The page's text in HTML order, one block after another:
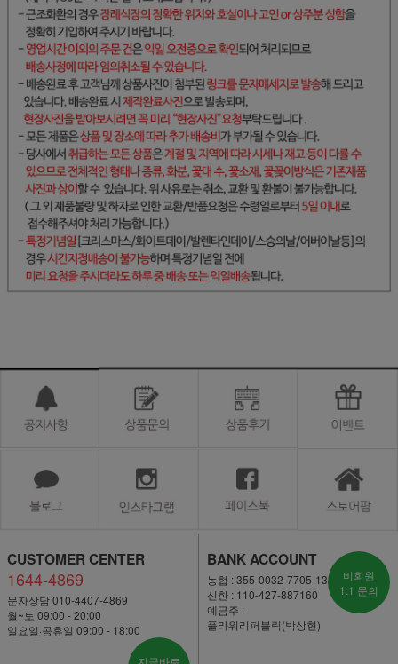
CUSTOMER CENTER
1644-4869
문자상담 010-4407-4869
월~토 09:00 - 20:00
일요일·공휴일 09:00 - 18:00
지금바로
BANK ACCOUNT
농협 : 355-0032-7705-13
신한 : 110-427-887160
예금주 :
플라워리퍼블릭(박상현)
비회원
1:1 문의